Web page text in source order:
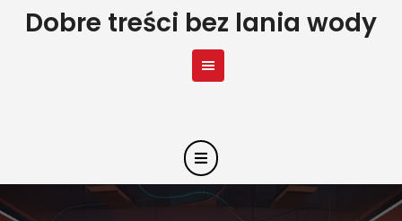
SkipDobre treści bez lania wody